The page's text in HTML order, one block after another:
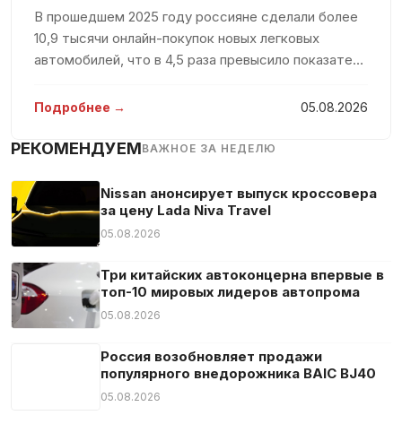
Сенсорный экран
Система «старт-стоп»
Усилитель руля
Электрозеркала
Электростекла
В прошедшем 2025 году россияне сделали более
10,9 тысячи онлайн-покупок новых легковых
автомобилей, что в 4,5 раза превысило показатель
представлены в исследовании агентства Smart
Подробнее → 05.08.2026
РЕКОМЕНДУЕМВАЖНОЕ ЗА НЕДЕЛЮ
Nissan анонсирует выпуск кроссовера
за цену Lada Niva Travel
05.08.2026
Три китайских автоконцерна впервые в
топ-10 мировых лидеров автопрома
05.08.2026
Россия возобновляет продажи
популярного внедорожника BAIC BJ40
05.08.2026